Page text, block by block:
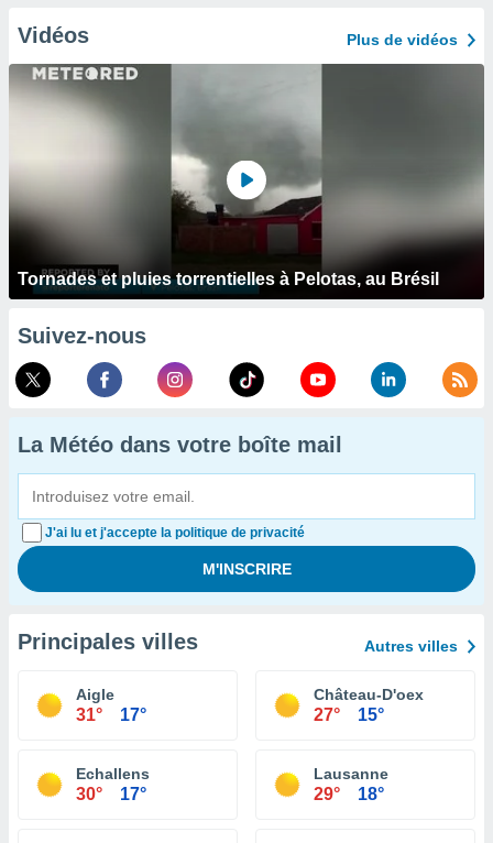
Vidéos Plus de vidéos
Tornades et pluies torrentielles à Pelotas, au Brésil
Suivez-nous
La Météo dans votre boîte mail
J'ai lu et j'accepte la politique de privacité
Principales villes Autres villes
Aigle
31° 17°
Château-D'oex
27° 15°
Echallens
30° 17°
Lausanne
29° 18°